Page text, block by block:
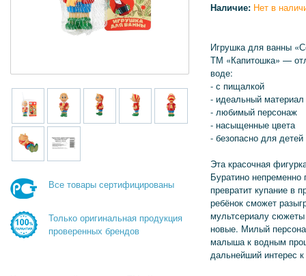
Все товары сертифицированы
Только оригинальная продукция
проверенных брендов
Наличие: Нет в
Игрушка для ванны
ТМ «Капитошка» —
воде:
- с пищалкой
- идеальный
- любимый персонаж
- насыщенные цвета
- безопасно для детей
Эта красочная
Буратино
превратит купание в
ребёнок сможет
мультсериалу
новые. Милый
малыша к водным
дальнейший интерес